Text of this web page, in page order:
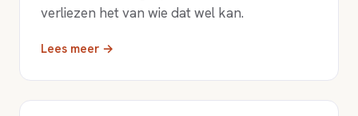
verliezen het van wie dat wel kan.
Lees meer →